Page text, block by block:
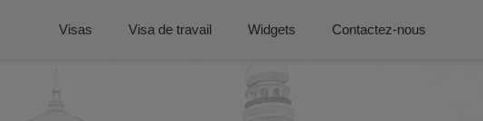
Visas Visa de travail Widgets Contactez-nous